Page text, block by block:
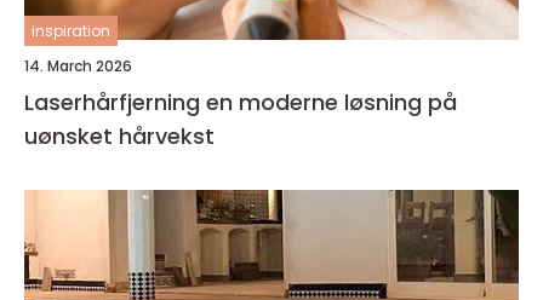
inspiration
14. March 2026
Laserhårfjerning en moderne løsning på
uønsket hårvekst